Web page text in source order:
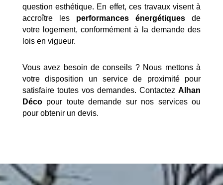
question esthétique. En effet, ces travaux visent à
accroître les performances énergétiques de
votre logement, conformément à la demande des
lois en vigueur.
Vous avez besoin de conseils ? Nous mettons à
votre disposition un service de proximité pour
satisfaire toutes vos demandes. ContactezAlhan
Décopour toute demande sur nos services ou
pour obtenir un devis.